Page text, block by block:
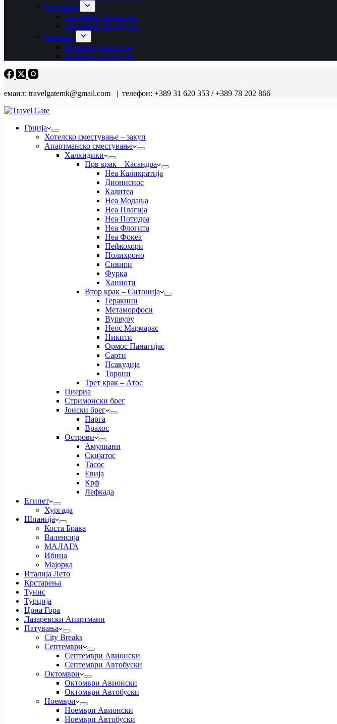
Октомври
Октомври Авионски
Октомври Автобуски
Ноември
Ноември Авионски
Ноември Автобуски
емаил: travelgatemk@gmail.com | телефон: +389 31 620 353 / +389 78 202 866
Грција
Хотелско сместување – закуп
Апартманско сместување
Халкидики
Прв крак – Касандра
Неа Каликратија
Дионисиос
Калитеа
Неа Модања
Неа Плагија
Неа Потидеа
Неа Флогита
Неа Фокеа
Пефкохори
Полихроно
Сивири
Фурка
Ханиоти
Втор крак – Ситонија
Геракини
Метаморфоси
Вурвуру
Неос Мармарас
Никити
Ормос Панагијас
Сарти
Псакудија
Торони
Трет крак – Атос
Пиериа
Стримонски брег
Јонски брег
Парга
Врахос
Острови
Амулиани
Скијатос
Тасос
Евија
Крф
Лефкада
Египет
Хургада
Шпанија
Коста Брава
Валенсија
МАЛАГА
Ибица
Мајорка
Италија Лето
Крстарења
Тунис
Турција
Црна Гора
Лазаревски Апартмани
Патувања
City Breaks
Септември
Септември Авионски
Септември Автобуски
Октомври
Октомври Авионски
Октомври Автобуски
Ноември
Ноември Авионски
Ноември Автобуски